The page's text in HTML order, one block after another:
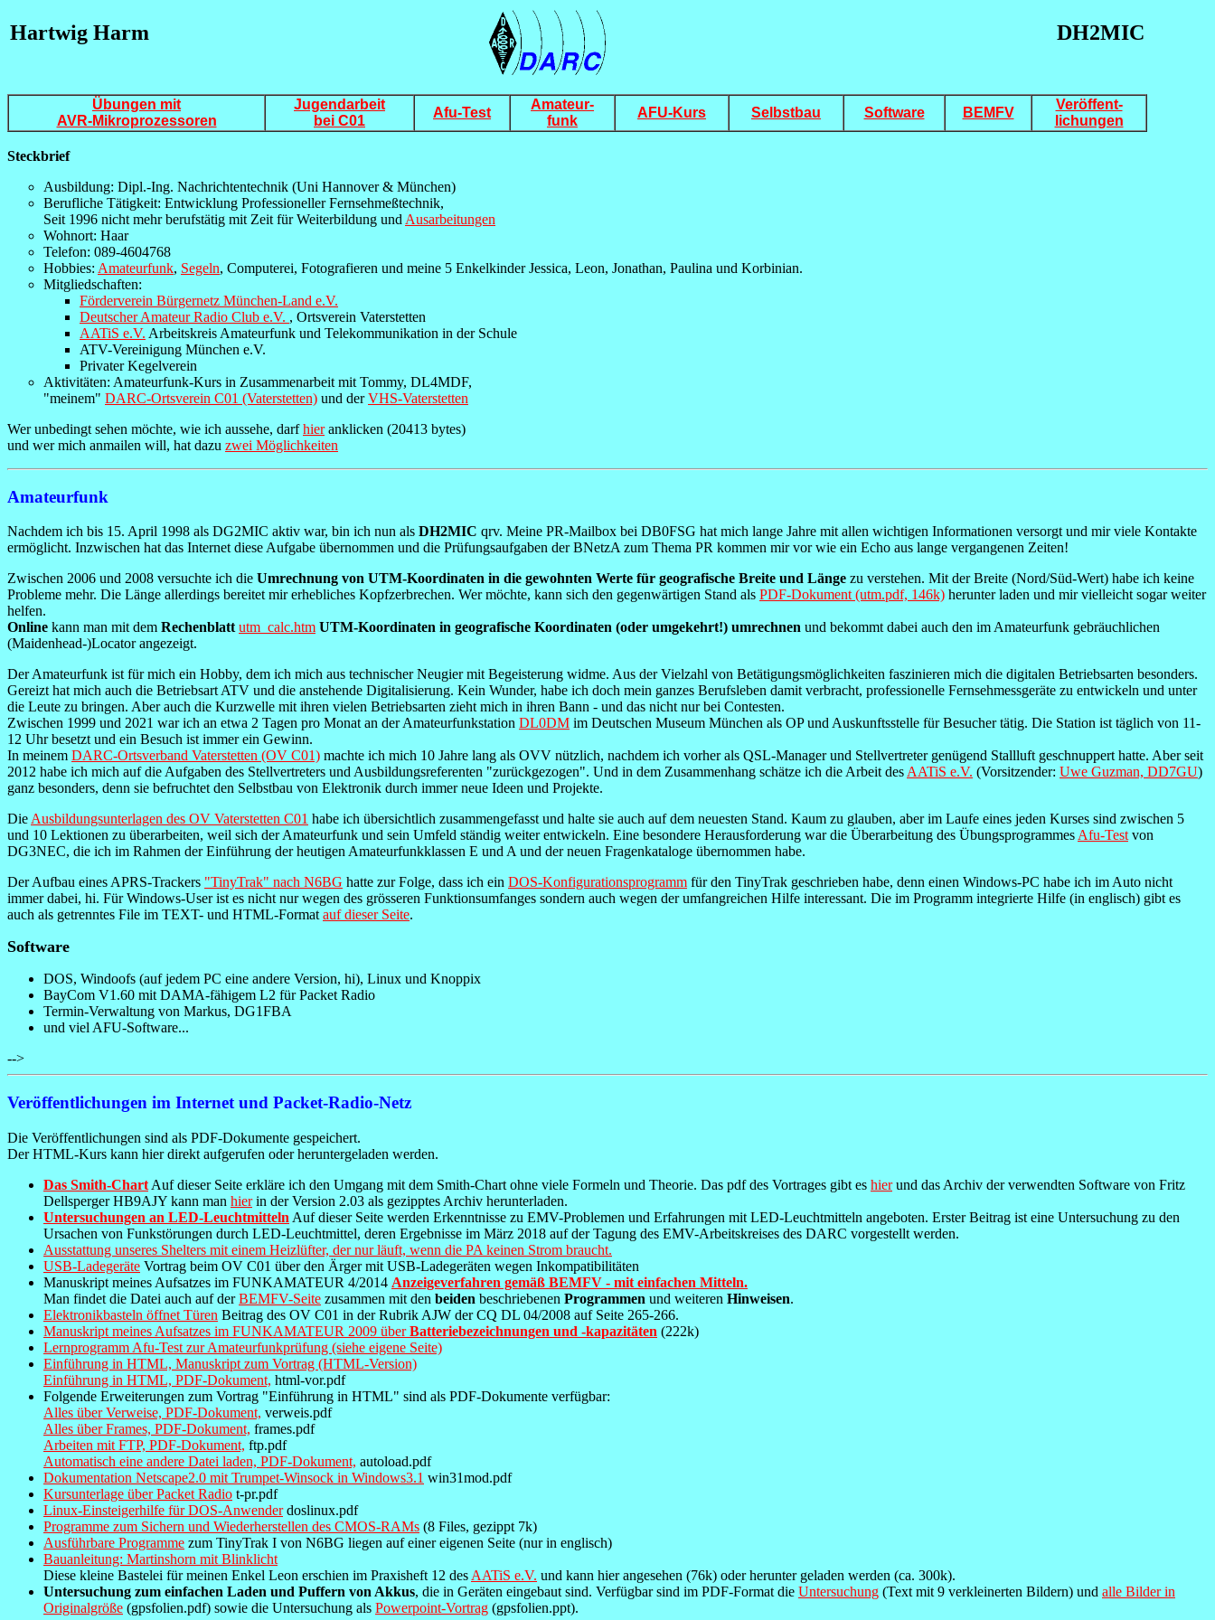
Hartwig Harm DH2MIC
Übungen mit
AVR-Mikroprozessoren
Jugendarbeit
bei C01
Afu-Test
Amateur-
funk
AFU-Kurs Selbstbau Software BEMFV
Veröffent-
lichungen
Steckbrief
Ausbildung: Dipl.-Ing. Nachrichtentechnik (Uni Hannover & München)
Berufliche Tätigkeit: Entwicklung Professioneller Fernsehmeßtechnik,
Seit 1996 nicht mehr berufstätig mit Zeit für Weiterbildung und Ausarbeitungen
Wohnort: Haar
Telefon: 089-4604768
Hobbies: Amateurfunk, Segeln, Computerei, Fotografieren und meine 5 Enkelkinder Jessica, Leon, Jonathan, Paulina und Korbinian.
Mitgliedschaften:
Förderverein Bürgernetz München-Land e.V.
Deutscher Amateur Radio Club e.V. , Ortsverein Vaterstetten
AATiS e.V. Arbeitskreis Amateurfunk und Telekommunikation in der Schule
ATV-Vereinigung München e.V.
Privater Kegelverein
Aktivitäten: Amateurfunk-Kurs in Zusammenarbeit mit Tommy, DL4MDF,
"meinem" DARC-Ortsverein C01 (Vaterstetten) und derVHS-Vaterstetten
Wer unbedingt sehen möchte, wie ich aussehe, darfhieranklicken (20413 bytes)
und wer mich anmailen will, hat dazu zwei Möglichkeiten
Amateurfunk
Nachdem ich bis 15. April 1998 als DG2MIC aktiv war, bin ich nun als DH2MIC qrv. Meine PR-Mailbox bei DB0FSG hat mich lange Jahre mit allen wichtigen Informationen versorgt und mir viele Kontakte
ermöglicht. Inzwischen hat das Internet diese Aufgabe übernommen und die Prüfungsaufgaben der BNetzA zum Thema PR kommen mir vor wie ein Echo aus lange vergangenen Zeiten!
Zwischen 2006 und 2008 versuchte ich die Umrechnung von UTM-Koordinaten in die gewohnten Werte für geografische Breite und Länge zu verstehen. Mit der Breite (Nord/Süd-Wert) habe ich keine
Probleme mehr. Die Länge allerdings bereitet mir erhebliches Kopfzerbrechen. Wer möchte, kann sich den gegenwärtigen Stand als PDF-Dokument (utm.pdf, 146k) herunter laden und mir vielleicht sogar weiter
helfen.
Online kann man mit dem Rechenblatt utm_calc.htm UTM-Koordinaten in geografische Koordinaten (oder umgekehrt!) umrechnen und bekommt dabei auch den im Amateurfunk gebräuchlichen
(Maidenhead-)Locator angezeigt.
Der Amateurfunk ist für mich ein Hobby, dem ich mich aus technischer Neugier mit Begeisterung widme. Aus der Vielzahl von Betätigungsmöglichkeiten faszinieren mich die digitalen Betriebsarten besonders.
Gereizt hat mich auch die Betriebsart ATV und die anstehende Digitalisierung. Kein Wunder, habe ich doch mein ganzes Berufsleben damit verbracht, professionelle Fernsehmessgeräte zu entwickeln und unter
die Leute zu bringen. Aber auch die Kurzwelle mit ihren vielen Betriebsarten zieht mich in ihren Bann - und das nicht nur bei Contesten.
Zwischen 1999 und 2021 war ich an etwa 2 Tagen pro Monat an der Amateurfunkstation DL0DM im Deutschen Museum München als OP und Auskunftsstelle für Besucher tätig. Die Station ist täglich von 11-
12 Uhr besetzt und ein Besuch ist immer ein Gewinn.
In meinem DARC-Ortsverband Vaterstetten (OV C01) machte ich mich 10 Jahre lang als OVV nützlich, nachdem ich vorher als QSL-Manager und Stellvertreter genügend Stallluft geschnuppert hatte. Aber seit
2012 habe ich mich auf die Aufgaben des Stellvertreters und Ausbildungsreferenten "zurückgezogen". Und in dem Zusammenhang schätze ich die Arbeit desAATiS e.V. (Vorsitzender: Uwe Guzman, DD7GU)
ganz besonders, denn sie befruchtet den Selbstbau von Elektronik durch immer neue Ideen und Projekte.
DieAusbildungsunterlagen des OV Vaterstetten C01 habe ich übersichtlich zusammengefasst und halte sie auch auf dem neuesten Stand. Kaum zu glauben, aber im Laufe eines jeden Kurses sind zwischen 5
und 10 Lektionen zu überarbeiten, weil sich der Amateurfunk und sein Umfeld ständig weiter entwickeln. Eine besondere Herausforderung war die Überarbeitung des ÜbungsprogrammesAfu-Testvon
DG3NEC, die ich im Rahmen der Einführung der heutigen Amateurfunkklassen E und A und der neuen Fragenkataloge übernommen habe.
Der Aufbau eines APRS-Trackers "TinyTrak" nach N6BG hatte zur Folge, dass ich ein DOS-Konfigurationsprogramm für den TinyTrak geschrieben habe, denn einen Windows-PC habe ich im Auto nicht
immer dabei, hi. Für Windows-User ist es nicht nur wegen des grösseren Funktionsumfanges sondern auch wegen der umfangreichen Hilfe interessant. Die im Programm integrierte Hilfe (in englisch) gibt es
auch als getrenntes File im TEXT- und HTML-Formatauf dieser Seite.
Software
DOS, Windoofs (auf jedem PC eine andere Version, hi), Linux und Knoppix
BayCom V1.60 mit DAMA-fähigem L2 für Packet Radio
Termin-Verwaltung von Markus, DG1FBA
und viel AFU-Software...
-->
Veröffentlichungen im Internet und Packet-Radio-Netz
Die Veröffentlichungen sind als PDF-Dokumente gespeichert.
Der HTML-Kurs kann hier direkt aufgerufen oder heruntergeladen werden.
Das Smith-Chart Auf dieser Seite erkläre ich den Umgang mit dem Smith-Chart ohne viele Formeln und Theorie. Das pdf des Vortrages gibt es hierund das Archiv der verwendten Software von Fritz
Dellsperger HB9AJY kann man hierin der Version 2.03 als gezipptes Archiv herunterladen.
Untersuchungen an LED-Leuchtmitteln Auf dieser Seite werden Erkenntnisse zu EMV-Problemen und Erfahrungen mit LED-Leuchtmitteln angeboten. Erster Beitrag ist eine Untersuchung zu den
Ursachen von Funkstörungen durch LED-Leuchtmittel, deren Ergebnisse im März 2018 auf der Tagung des EMV-Arbeitskreises des DARC vorgestellt werden.
Ausstattung unseres Shelters mit einem Heizlüfter, der nur läuft, wenn die PA keinen Strom braucht.
USB-Ladegeräte Vortrag beim OV C01 über den Ärger mit USB-Ladegeräten wegen Inkompatibilitäten
Manuskript meines Aufsatzes im FUNKAMATEUR 4/2014 Anzeigeverfahren gemäß BEMFV - mit einfachen Mitteln.
Man findet die Datei auch auf derBEMFV-Seite zusammen mit den beiden beschriebenen Programmen und weiteren Hinweisen.
Elektronikbasteln öffnet Türen Beitrag des OV C01 in der Rubrik AJW der CQ DL 04/2008 auf Seite 265-266.
Manuskript meines Aufsatzes im FUNKAMATEUR 2009 überBatteriebezeichnungen und -kapazitäten (222k)
Lernprogramm Afu-Test zur Amateurfunkprüfung (siehe eigene Seite)
Einführung in HTML, Manuskript zum Vortrag (HTML-Version)
Einführung in HTML, PDF-Dokument, html-vor.pdf
Folgende Erweiterungen zum Vortrag "Einführung in HTML" sind als PDF-Dokumente verfügbar:
Alles über Verweise, PDF-Dokument, verweis.pdf
Alles über Frames, PDF-Dokument, frames.pdf
Arbeiten mit FTP, PDF-Dokument, ftp.pdf
Automatisch eine andere Datei laden, PDF-Dokument, autoload.pdf
Dokumentation Netscape2.0 mit Trumpet-Winsock in Windows3.1 win31mod.pdf
Kursunterlage über Packet Radio t-pr.pdf
Linux-Einsteigerhilfe für DOS-Anwenderdoslinux.pdf
Programme zum Sichern und Wiederherstellen des CMOS-RAMs (8 Files, gezippt 7k)
Ausführbare Programme zum TinyTrak I von N6BG liegen auf einer eigenen Seite (nur in englisch)
Bauanleitung: Martinshorn mit Blinklicht
Diese kleine Bastelei für meinen Enkel Leon erschien im Praxisheft 12 des AATiS e.V. und kann hier angesehen (76k) oder herunter geladen werden (ca. 300k).
Untersuchung zum einfachen Laden und Puffern von Akkus, die in Geräten eingebaut sind. Verfügbar sind im PDF-Format die Untersuchung (Text mit 9 verkleinerten Bildern) und alle Bilder in
Originalgröße (gpsfolien.pdf) sowie die Untersuchung als Powerpoint-Vortrag (gpsfolien.ppt).